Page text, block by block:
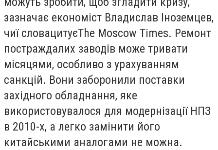
зазначає економіст Владислав Іноземцев,
чиї словацитуєThe Moscow Times. Ремонт
постраждалих заводів може тривати
місяцями, особливо з урахуванням
санкцій. Вони заборонили поставки
західного обладнання, яке
використовувалося для модернізації НПЗ
в 2010-х, а легко замінити його
китайськими аналогами не можна.